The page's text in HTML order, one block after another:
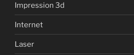
Impression 3d
Internet
Laser